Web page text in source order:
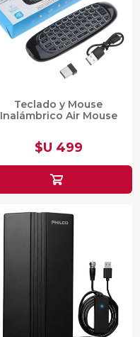
Teclado y Mouse
Inalámbrico Air Mouse
$U 499